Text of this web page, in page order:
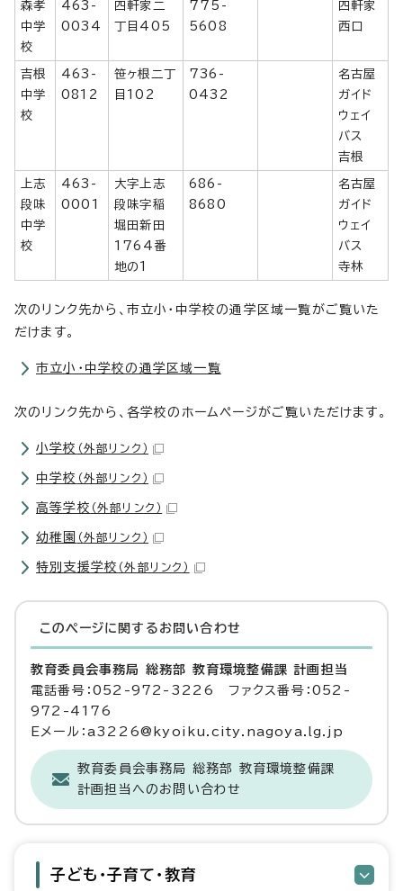
森孝
中学
校
463-
0034
四軒家二
丁目405
775-
5608
四軒家
西口
吉根
中学
校
463-
0812
笹ヶ根二丁
目102
736-
0432
名古屋
ガイド
ウェイ
バス
吉根
上志
段味
中学
校
463-
0001
大字上志
段味字稲
堀田新田
1764番
地の1
686-
8680
名古屋
ガイド
ウェイ
バス
寺林
次のリンク先から、市立小・中学校の通学区域一覧がご覧いた
だけます。
市立小・中学校の通学区域一覧
次のリンク先から、各学校のホームページがご覧いただけます。
小学校 （外部リンク）
中学校 （外部リンク）
高等学校 （外部リンク）
幼稚園 （外部リンク）
特別支援学校 （外部リンク）
このページに関する お問い合わせ
教育委員会事務局 総務部 教育環境整備課 計画担当
電話番号：052-972-3226 ファクス番号：052-
972-4176
Eメール：a3226@kyoiku.city.nagoya.lg.jp
教育委員会事務局 総務部 教育環境整備課
計画担当へのお問い合わせ
子ども・子育て・教育